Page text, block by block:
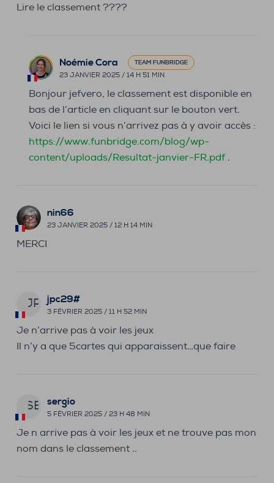
Lire le classement ????
Noémie Cora TEAM FUNBRIDGE
23 JANVIER 2025 / 14 H 51 MIN
Bonjour jefvero, le classement est disponible en
bas de l’article en cliquant sur le bouton vert.
Voici le lien si vous n’arrivez pas à y avoir accès :
https://www.funbridge.com/blog/wp-
content/uploads/Resultat-janvier-FR.pdf.
nin66
23 JANVIER 2025 / 12 H 14 MIN
MERCI
JP jpc29#
3 FÉVRIER 2025 / 11 H 52 MIN
Je n’arrive pas à voir les jeux
Il n’y a que 5cartes qui apparaissent…que faire
SE sergio
5 FÉVRIER 2025 / 23 H 48 MIN
Je n arrive pas à voir les jeux et ne trouve pas mon
nom dans le classement ..